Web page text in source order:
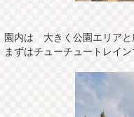
園内は 大きく公園エリアと
まずはチューチュートレイ